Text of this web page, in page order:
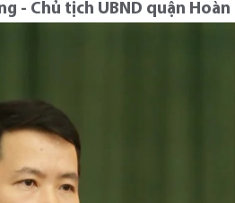
- Chủ tịch UBND quận Hoàn